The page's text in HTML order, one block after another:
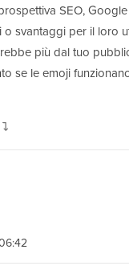
SEO,
o svantaggi per il loro
più dal tuo
se le emoji